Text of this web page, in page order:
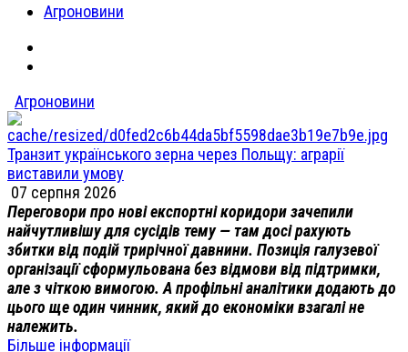
Агроновини
Агроновини
Транзит українського зерна через Польщу: аграрії
виставили умову
07 серпня 2026
Переговори про нові експортні коридори зачепили
найчутливішу для сусідів тему — там досі рахують
збитки від подій трирічної давнини. Позиція галузевої
організації сформульована без відмови від підтримки,
але з чіткою вимогою. А профільні аналітики додають до
цього ще один чинник, який до економіки взагалі не
належить.
Більше інформації